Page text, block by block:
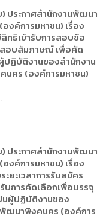
) ประกาศสำนักงานพัฒนา
งค์การมหาชน) เรื่อง
ทธิเข้ารับการสอบข้อ
อบสัมภาษณ์ เพื่อคัด
ปฏิบัติงานของสำนักงาน
คร (องค์การมหาชน)
) ประกาศสำนักงานพัฒนา
งค์การมหาชน) เรื่อง
ะยะเวลาการรับสมัคร
บการคัดเลือกเพื่อบรรจุ
นผู้ปฏิบัติงานของ
ฒนาพิงคนคร (องค์การ